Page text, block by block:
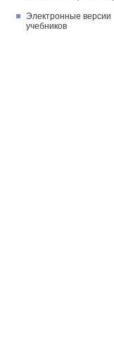
Электронные версии
учебников